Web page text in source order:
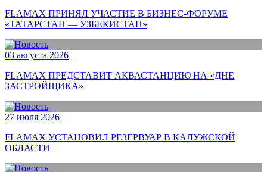
FLAMAX ПРИНЯЛ УЧАСТИЕ В БИЗНЕС-ФОРУМЕ
«ТАТАРСТАН — УЗБЕКИСТАН»
03 августа 2026
FLAMAX ПРЕДСТАВИТ АКВАСТАНЦИЮ НА «ДНЕ
ЗАСТРОЙЩИКА»
27 июля 2026
FLAMAX УСТАНОВИЛ РЕЗЕРВУАР В КАЛУЖСКОЙ
ОБЛАСТИ